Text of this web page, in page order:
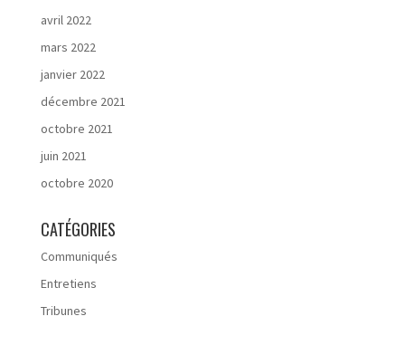
avril 2022
mars 2022
janvier 2022
décembre 2021
octobre 2021
juin 2021
octobre 2020
CATÉGORIES
Communiqués
Entretiens
Tribunes